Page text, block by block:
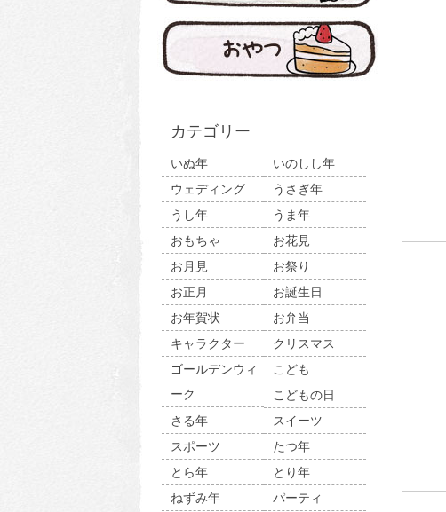
カテゴリー
いぬ年
いのしし年
ウェディング
うさぎ年
うし年
うま年
おもちゃ
お花見
お月見
お祭り
お正月
お誕生日
お年賀状
お弁当
キャラクター
クリスマス
ゴールデンウィ
ーク
こども
こどもの日
さる年
スイーツ
スポーツ
たつ年
とら年
とり年
ねずみ年
パーティ